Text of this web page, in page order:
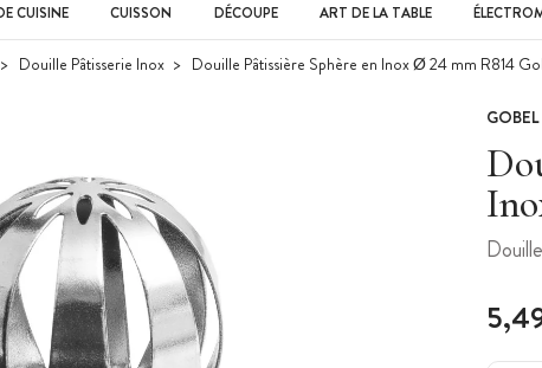
CUISINE CUISSON DÉCOUPE ART DE LA TABLE
Douille Pâtisserie Inox Douille Pâtissière Sphère en Inox Ø 24 mm R814
GOBEL